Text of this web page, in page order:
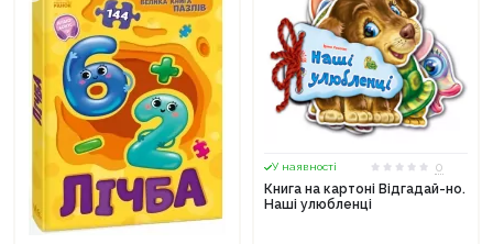
У наявності
0
Книга на картоні Відгадай-но.
Наші улюбленці